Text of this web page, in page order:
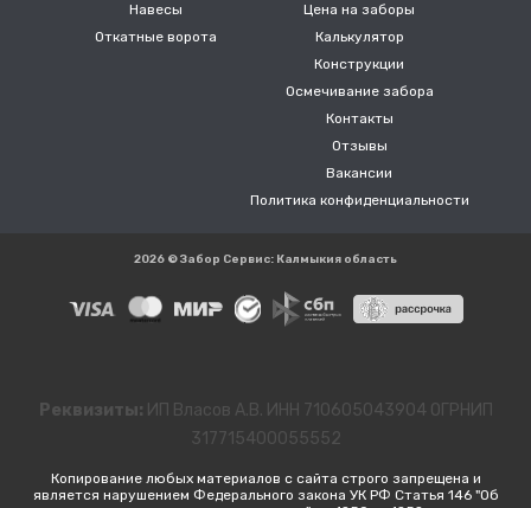
Навесы
Откатные ворота
Цена на заборы
Калькулятор
Конструкции
Осмечивание забора
Контакты
Отзывы
Вакансии
Политика конфиденциальности
2026 © Забор Сервис: Калмыкия область
Реквизиты: ИП Власов А.В. ИНН 710605043904 ОГРНИП
317715400055552
Копирование любых материалов с сайта строго запрещена и
является нарушением Федерального закона УК РФ Статья 146 "Об